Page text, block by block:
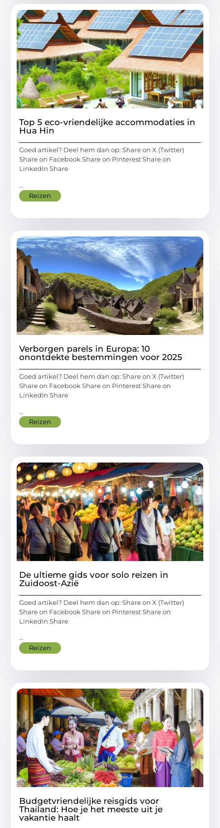
Top 5 eco-vriendelijke accommodaties in
Hua Hin
Goed artikel? Deel hem dan op: Share on X (Twitter)
Share on Facebook Share on Pinterest Share on
LinkedIn Share
...
Reizen
Verborgen parels in Europa: 10
onontdekte bestemmingen voor 2025
Goed artikel? Deel hem dan op: Share on X (Twitter)
Share on Facebook Share on Pinterest Share on
LinkedIn Share
...
Reizen
De ultieme gids voor solo reizen in
Zuidoost-Azië
Goed artikel? Deel hem dan op: Share on X (Twitter)
Share on Facebook Share on Pinterest Share on
LinkedIn Share
...
Reizen
Budgetvriendelijke reisgids voor
Thailand: Hoe je het meeste uit je
vakantie haalt